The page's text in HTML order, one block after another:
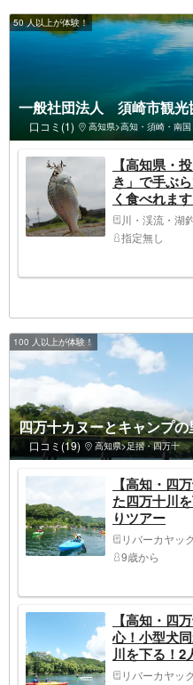
50 人以上が体験！
一般社団法人 須崎市観光
口コミ(1) 高知県>高知・須崎・南国
【高知県・
き」で手ぶ
く食べれます
川・渓流・湖
指定無し
100 人以上が体験！
四万十カヌーとキャンプ
口コミ(19) 高知県>足摺・四万十
【高知・四
た四万十川
りツアー
リバーカヤック
9歳から
【高知・四
心！小型犬
川を下る！2
リバーカヤック